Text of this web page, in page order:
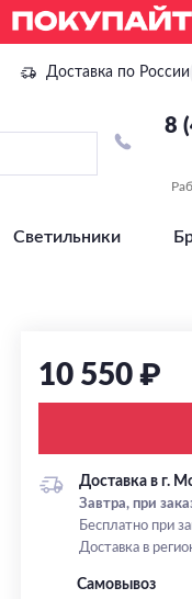
Доставка по России
8
Светильники
10 550 ₽
Доставка в г.
Завтра, при
Бесплатно при
Доставка в
Самовывоз